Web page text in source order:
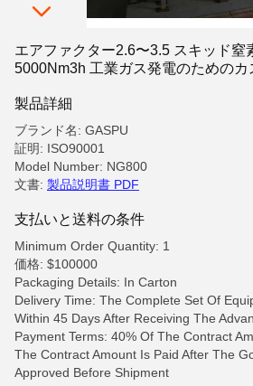
エアファクター2.6〜3.5 スキッド窒
5000Nm3h 工業ガス発電のためのカ
製品詳細
ブランド名: GASPU
証明: ISO90001
Model Number: NG800
文書: 製品説明書 PDF
支払いと送料の条件
Minimum Order Quantity: 1
価格: $100000
Packaging Details: In Carton
Delivery Time: The Complete Set Of
Within 45 Days After Receiving The
Payment Terms: 40% Of The Contract
The Contract Amount Is Paid After The
Approved Before Shipment